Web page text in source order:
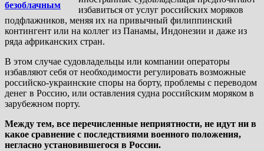
безоблачным
избавиться от услуг российских моряков
подфлажников, меняя их на привычный филиппинский
контингент или на коллег из Панамы, Индонезии и даже из
ряда африканских стран.
В этом случае судовладельцы или компании операторы
избавляют себя от необходимости регулировать возможные
российско-украинские споры на борту, проблемы с переводом
денег в Россию, или оставления судна российским моряком в
зарубежном порту.
Между тем, все перечисленные неприятности, не идут ни в
какое сравнение с последствиями военного положения,
негласно установившегося в России.